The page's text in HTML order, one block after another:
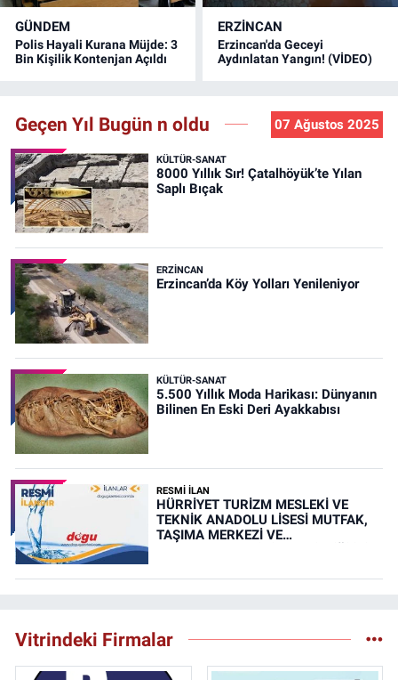
GÜNDEM
Polis Hayali Kurana Müjde: 3
Bin Kişilik Kontenjan Açıldı
ERZINCAN
Erzincan'da Geceyi
Aydınlatan Yangın! (VİDEO)
Geçen Yıl Bugün n oldu 07 Ağustos 2025
KÜLTÜR-SANAT
8000 Yıllık Sır! Çatalhöyük’te Yılan
Saplı Bıçak
ERZINCAN
Erzincan’da Köy Yolları Yenileniyor
KÜLTÜR-SANAT
5.500 Yıllık Moda Harikası: Dünyanın
Bilinen En Eski Deri Ayakkabısı
RESMİ İLAN
HÜRRİYET TURİZM MESLEKİ VE
TEKNİK ANADOLU LİSESİ MUTFAK,
TAŞIMA MERKEZİ VE
Vitrindeki Firmalar